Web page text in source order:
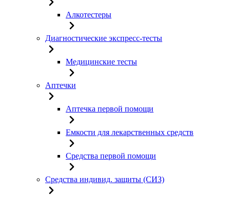
Алкотестеры
Диагностические экспресс-тесты
Медицинские тесты
Аптечки
Аптечка первой помощи
Емкости для лекарственных средств
Средства первой помощи
Средства индивид. защиты (СИЗ)